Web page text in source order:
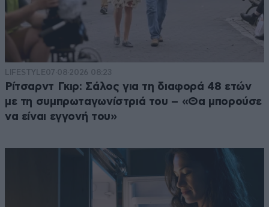
LIFESTYLE07·08·2026 08:23
Ρίτσαρντ Γκιρ: Σάλος για τη διαφορά 48 ετών
με τη συμπρωταγωνίστριά του – «Θα μπορούσε
να είναι εγγονή του»